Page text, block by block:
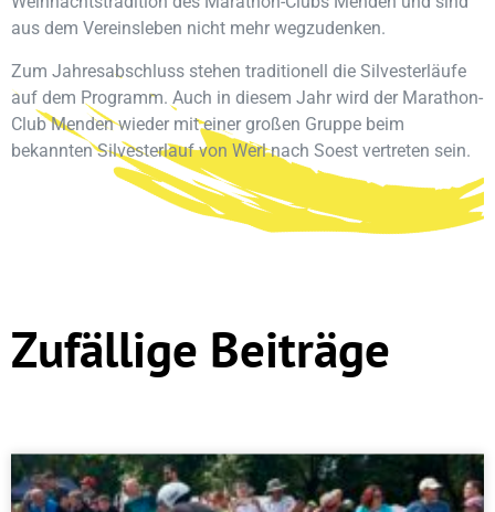
aus dem Vereinsleben nicht mehr wegzudenken.
Zum Jahresabschluss stehen traditionell die Silvesterläufe
auf dem Programm. Auch in diesem Jahr wird der Marathon-
Club Menden wieder mit einer großen Gruppe beim
bekannten Silvesterlauf von Werl nach Soest vertreten sein.
Zufällige Beiträge